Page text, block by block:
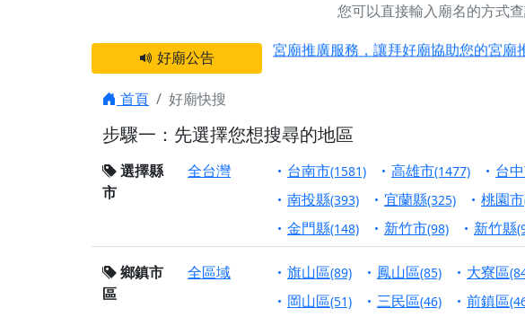
您可以直接輸入廟名的方式
好廟公告
感謝 【新竹縣新豐鄉 池和宮】 贊助支
宮廟推廣服務，讓拜好廟協助您的宮廟
【屏東縣獅子鄉 楓港清華山聖天宮】
終追遠、廣植福田
【桃園市 桃園蓮華寺】盂蘭盆中元報
願平安順遂的慈悲心意。
【桃園龜山 慈恩宮】丙午年梁皇寶懺
【新北貢寮 南極玉明殿】中元普渡大
下善緣。
首頁 好廟快搜
步驟一：先選擇您想搜尋的地區
選擇縣
市
全台灣 台南市(1581) 高雄市(1477) 台
南投縣(393) 宜蘭縣(325) 桃園市
金門縣(148) 新竹市(98) 新竹縣
鄉鎮市
區
全區域 旗山區(89) 鳳山區(85) 大寮區
岡山區(51) 三民區(46) 前鎮區